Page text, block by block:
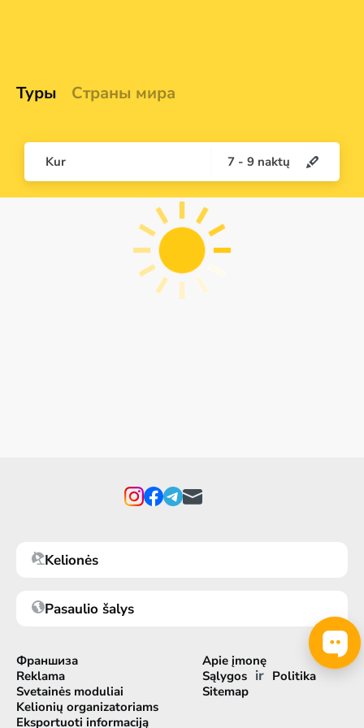
Туры Страны мира
Kur 7 - 9 naktų
Kelionės
Pasaulio šalys
Франшиза
Reklama
Svetainės moduliai
Kelionių organizatoriams
Eksportuoti informaciją
Apie įmonę
Sąlygos ir Politika
Sitemap